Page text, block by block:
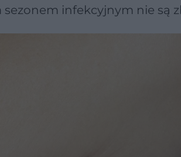
infekcyjnym nie są